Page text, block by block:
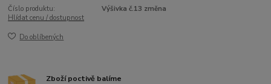
Číslo produktu:
Výšivka č.13 změna
Hlídat cenu / dostupnost
Do oblíbených
Zboží poctivě balíme